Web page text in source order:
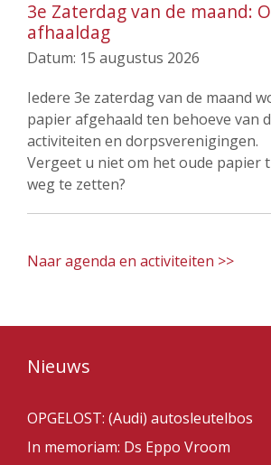
3e Zaterdag van de maand:
afhaaldag
Datum: 15 augustus 2026
Iedere 3e zaterdag van de maand
papier afgehaald ten behoeve van
activiteiten en dorpsverenigingen.
Vergeet u niet om het oude papier
weg te zetten?
Naar agenda en activiteiten >>
Nieuws
OPGELOST: (Audi) autosleutelbos
In memoriam: Ds Eppo Vroom